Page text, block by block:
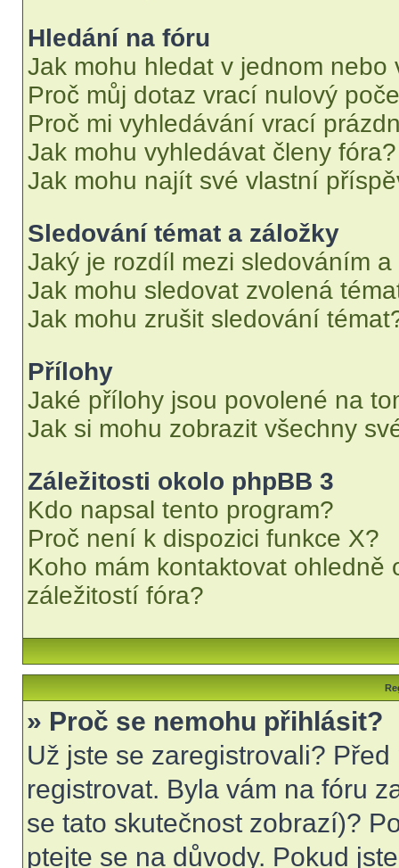
Hledání na fóru
Jak mohu hledat v jednom nebo
Proč můj dotaz vrací nulový
Proč mi vyhledávání vrací
Jak mohu vyhledávat členy fóra?
Jak mohu najít své vlastní
Sledování témat a záložky
Jaký je rozdíl mezi sledováním a
Jak mohu sledovat zvolená
Jak mohu zrušit sledování
Přílohy
Jaké přílohy jsou povolené na
Jak si mohu zobrazit všechny
Záležitosti okolo phpBB 3
Kdo napsal tento program?
Proč není k dispozici funkce X?
Koho mám kontaktovat
záležitostí fóra?
» Proč se nemohu přihlásit?
Už jste se zaregistrovali?
registrovat. Byla vám na fóru
se tato skutečnost zobrazí)?
ptejte se na důvody. Pokud